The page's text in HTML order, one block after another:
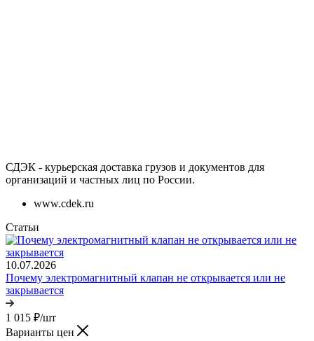
СДЭК - курьерская доставка грузов и документов для
организаций и частных лиц по России.
www.cdek.ru
Статьи
10.07.2026
Почему электромагнитный клапан не открывается или не
закрывается
1 015 ₽/шт
Варианты цен